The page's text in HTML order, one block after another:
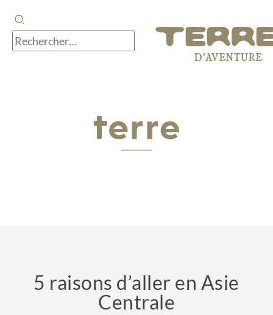
5 raisons d’aller en Asie
Centrale